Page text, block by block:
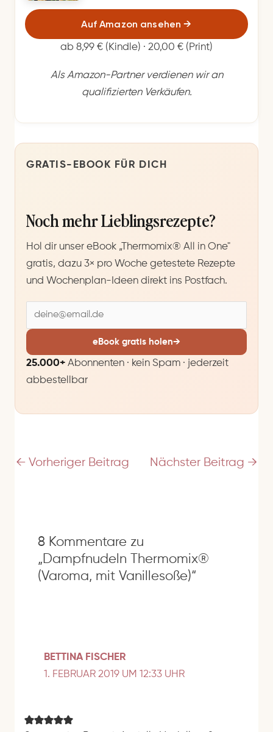
Auf Amazon ansehen→
ab 8,99 € (Kindle) · 20,00 € (Print)
Als Amazon-Partner verdienen wir an
qualifizierten Verkäufen.
GRATIS-EBOOK FÜR DICH
Noch mehr Lieblingsrezepte?
Hol dir unser eBook „Thermomix® All in One"
gratis, dazu 3× pro Woche getestete Rezepte
und Wochenplan-Ideen direkt ins Postfach.
a
i
l
A
e
eBook gratis holen→
25.000+ Abonnenten · kein Spam · jederzeit
abbestellbar
← Vorheriger Beitrag Nächster Beitrag →
8 Kommentare zu
„Dampfnudeln Thermomix®
(Varoma, mit Vanillesoße)“
BETTINA FISCHER
1. FEBRUAR 2019 UM 12:33 UHR